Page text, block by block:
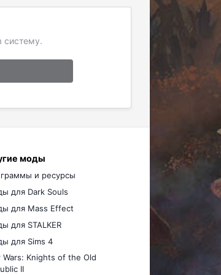
систему.
моды
и ресурсы
для Dark Souls
для Mass Effect
для STALKER
для Sims 4
Wars: Knights of the Old
II